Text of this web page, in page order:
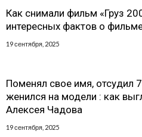
Как снимали фильм «Груз
интересных фактов о
19 сентября, 2025
Поменял свое имя, отсудил
женился на модели : как
Алексея Чадова
19 сентября, 2025